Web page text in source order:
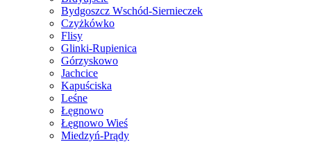
Bydgoszcz Wschód-Siernieczek
Czyżkówko
Flisy
Glinki-Rupienica
Górzyskowo
Jachcice
Kapuściska
Leśne
Łęgnowo
Łęgnowo Wieś
Miedzyń-Prądy